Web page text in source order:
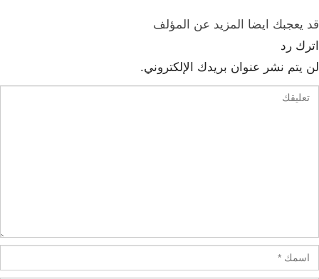
قد يعجبك ايضا
المزيد عن المؤلف
اترك رد
لن يتم نشر عنوان بريدك الإلكتروني.